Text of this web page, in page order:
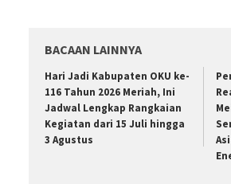
BACAAN LAINNYA
Hari Jadi Kabupaten OKU ke-
116 Tahun 2026 Meriah, Ini
Jadwal Lengkap Rangkaian
Kegiatan dari 15 Juli hingga
3 Agustus